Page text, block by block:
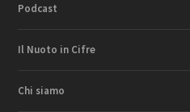
Podcast
Il Nuoto in Cifre
Chi siamo